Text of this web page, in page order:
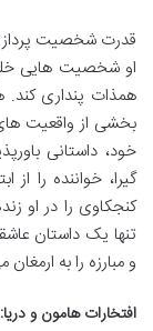
قدرت شخصیت
او شخصیت هایی
همذات پنداری کند.
بخشی از واقعیت
خود، داستانی
گیرا، خواننده را
کنجکاوی را در او
تنها یک داستان
و مبارزه را به ارمغان
افتخارات هامون و